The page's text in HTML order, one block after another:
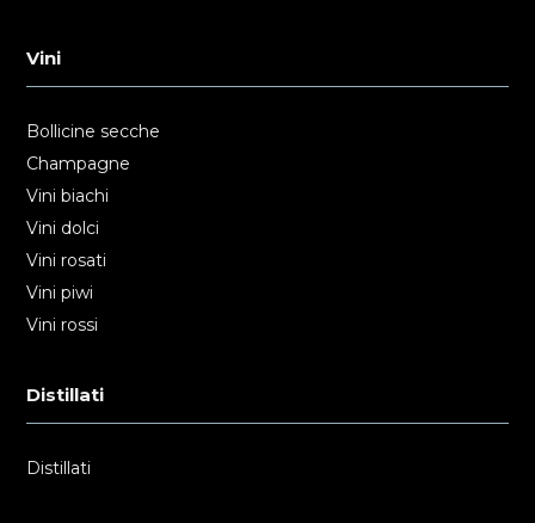
Vini
Bollicine secche
Champagne
Vini biachi
Vini dolci
Vini rosati
Vini piwi
Vini rossi
Distillati
Distillati